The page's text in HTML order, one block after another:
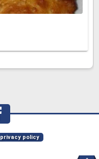
privacy policy